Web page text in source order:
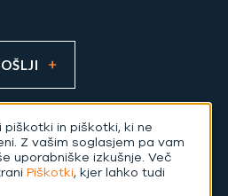
in piškotki, ki ne
Z vašim soglasjem pa vam
uporabniške izkušnje. Več
Piškotki, kjer lahko tudi